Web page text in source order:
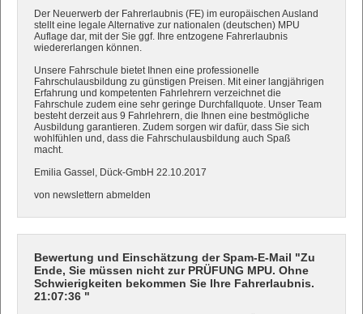
Der Neuerwerb der Fahrerlaubnis (FE) im europäischen Ausland
stellt eine legale Alternative zur nationalen (deutschen) MPU
Auflage dar, mit der Sie ggf. Ihre entzogene Fahrerlaubnis
wiedererlangen können.
Unsere Fahrschule bietet Ihnen eine professionelle
Fahrschulausbildung zu günstigen Preisen. Mit einer langjährigen
Erfahrung und kompetenten Fahrlehrern verzeichnet die
Fahrschule zudem eine sehr geringe Durchfallquote. Unser Team
besteht derzeit aus 9 Fahrlehrern, die Ihnen eine bestmögliche
Ausbildung garantieren. Zudem sorgen wir dafür, dass Sie sich
wohlfühlen und, dass die Fahrschulausbildung auch Spaß
macht.
Emilia Gassel, Dück-GmbH 22.10.2017
von newslettern abmelden
Bewertung und Einschätzung der Spam-E-Mail "Zu
Ende, Sie müssen nicht zur PRÜFUNG MPU. Ohne
Schwierigkeiten bekommen Sie Ihre Fahrerlaubnis.
21:07:36 "